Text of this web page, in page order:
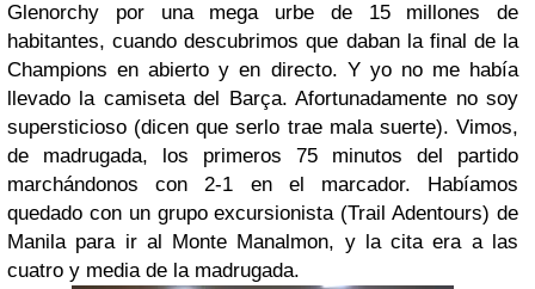
Glenorchy por una mega urbe de 15 millones de
habitantes, cuando descubrimos que daban la final de la
Champions en abierto y en directo. Y yo no me había
llevado la camiseta del Barça. Afortunadamente no soy
supersticioso (dicen que serlo trae mala suerte). Vimos,
de madrugada, los primeros 75 minutos del partido
marchándonos con 2-1 en el marcador. Habíamos
quedado con un grupo excursionista (Trail Adentours) de
Manila para ir al Monte Manalmon, y la cita era a las
cuatro y media de la madrugada.